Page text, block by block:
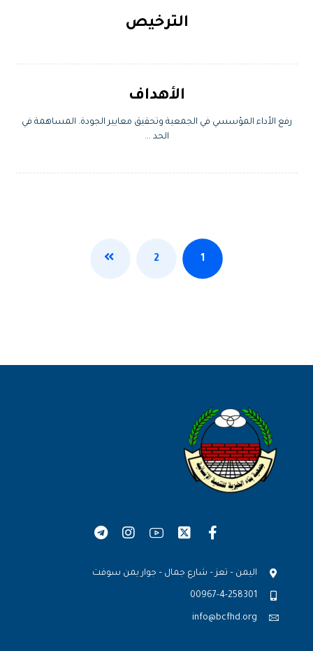
الترخيص
الأهداف
رفع الأداء المؤسسي في الجمعية وتحقيق معايير الجودة. المساهمة في
الحد ...
1
2
اليمن – تعز – شارع جمال – جوار يمن سوفت
00967-4-258301
info@bcfhd.org